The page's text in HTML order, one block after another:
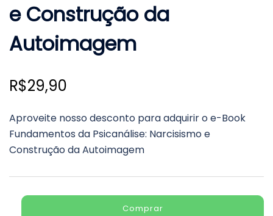
e Construção da
Autoimagem
R$29,90
Aproveite nosso desconto para adquirir o e-Book
Fundamentos da Psicanálise: Narcisismo e
Construção da Autoimagem
Comprar